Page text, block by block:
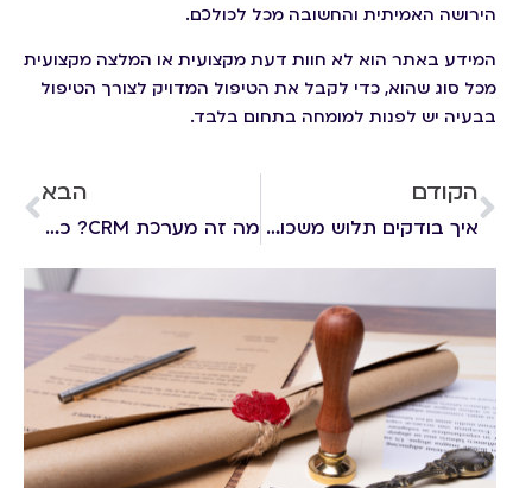
הירושה האמיתית והחשובה מכל לכולכם.
המידע באתר הוא לא חוות דעת מקצועית או המלצה מקצועית
מכל סוג שהוא, כדי לקבל את הטיפול המדויק לצורך הטיפול
בבעיה יש לפנות למומחה בתחום בלבד.
הקודם
איך בודקים תלוש משכורת? כל מה שצריך לדעת על הזכויות שלכם
הבא
מה זה מערכת CRM? כל מה שעורכי דין ומשפטנים צריכים לדעת